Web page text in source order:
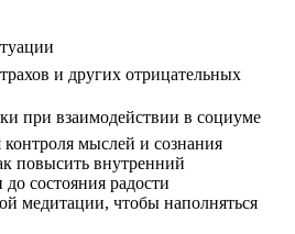
и других отрицательных
при взаимодействии в социуме
мыслей и сознания
повысить внутренний
состояния радости
медитации, чтобы наполняться